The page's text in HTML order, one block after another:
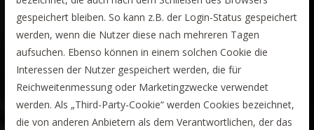
gespeichert bleiben. So kann z.B. der Login-Status gespeichert
werden, wenn die Nutzer diese nach mehreren Tagen
aufsuchen. Ebenso können in einem solchen Cookie die
Interessen der Nutzer gespeichert werden, die für
Reichweitenmessung oder Marketingzwecke verwendet
werden. Als „Third-Party-Cookie“ werden Cookies bezeichnet,
die von anderen Anbietern als dem Verantwortlichen, der das